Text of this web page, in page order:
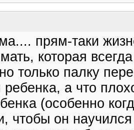
прям-таки
которая
только палку
а что
(особенно
чтобы он